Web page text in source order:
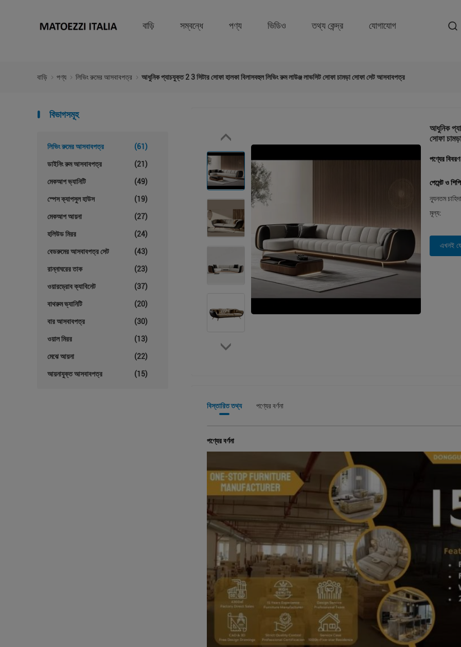
বাড়ি সম্বন্ধে পণ্য ভিডিও তথ্য কেন্দ্র যোগাযোগ
বাড়ি পণ্য লিভিং রুমের আসবাবপত্র আধুনিক প্যাচযুক্ত 2 3 সিটার সোফা হালকা বিলাসবহুল লিভিং রুম লাউঞ্জ লাভসিট সোফা চামড়া সোফা সেট আসবাবপত্র
বিভাগসমূহ
লিভিং রুমের আসবাবপত্র (61)
ডাইনিং রুম আসবাবপত্র (21)
মেকআপ ভ্যানিটি (49)
স্পেস ক্যাপসুল হাউস (19)
মেকআপ আয়না (27)
হলিউড মিরর (24)
বেডরুমের আসবাবপত্র সেট (43)
রান্নাঘরের তাক (23)
ওয়ারড্রোব ক্যাবিনেট (37)
বাথরুম ভ্যানিটি (20)
বার আসবাবপত্র (30)
ওয়াল মিরর (13)
মেঝে আয়না (22)
আয়নাযুক্ত আসবাবপত্র (15)
আধুনিক
সোফা
পণ্যের বিবরণ
পেমেন্ট ও
ন্যূনতম
মূল্য:
এখনই
বিস্তারিত তথ্য পণ্যের বর্ণনা
পণ্যের বর্ণনা